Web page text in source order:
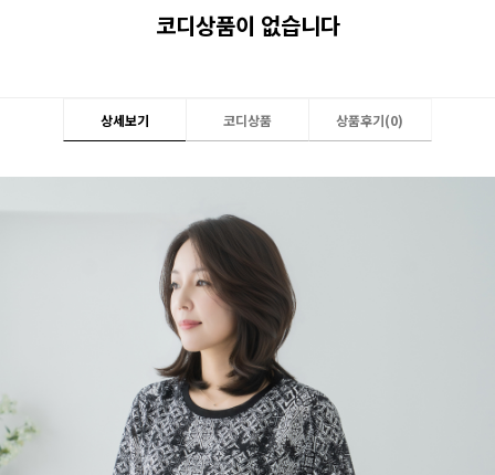
코디상품이 없습니다
상세보기 코디상품 상품후기(0)